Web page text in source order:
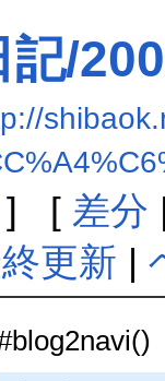
記/
[ 差分 |
更新 |